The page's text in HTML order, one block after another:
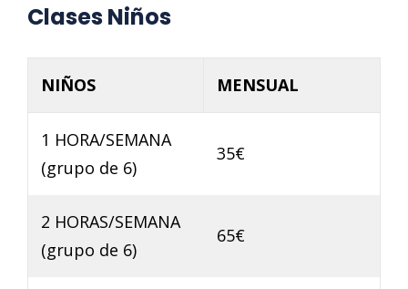
Clases Niños
NIÑOS MENSUAL
1 HORA/SEMANA
(grupo de 6)
35€
2 HORAS/SEMANA
(grupo de 6)
65€